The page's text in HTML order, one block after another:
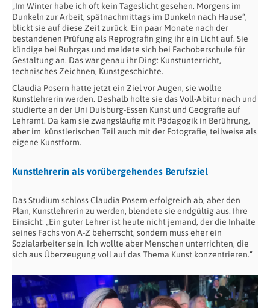
„Im Winter habe ich oft kein Tageslicht gesehen. Morgens im
Dunkeln zur Arbeit, spätnachmittags im Dunkeln nach Hause“,
blickt sie auf diese Zeit zurück. Ein paar Monate nach der
bestandenen Prüfung als Reprografin ging ihr ein Licht auf. Sie
kündige bei Ruhrgas und meldete sich bei Fachoberschule für
Gestaltung an. Das war genau ihr Ding: Kunstunterricht,
technisches Zeichnen, Kunstgeschichte.
Claudia Posern hatte jetzt ein Ziel vor Augen, sie wollte
Kunstlehrerin werden. Deshalb holte sie das Voll-Abitur nach und
studierte an der Uni Duisburg-Essen Kunst und Geografie auf
Lehramt. Da kam sie zwangsläufig mit Pädagogik in Berührung,
aber im künstlerischen Teil auch mit der Fotografie, teilweise als
eigene Kunstform.
Kunstlehrerin als vorübergehendes Berufsziel
Das Studium schloss Claudia Posern erfolgreich ab, aber den
Plan, Kunstlehrerin zu werden, blendete sie endgültig aus. Ihre
Einsicht: „Ein guter Lehrer ist heute nicht jemand, der die Inhalte
seines Fachs von A-Z beherrscht, sondern muss eher ein
Sozialarbeiter sein. Ich wollte aber Menschen unterrichten, die
sich aus Überzeugung voll auf das Thema Kunst konzentrieren.“